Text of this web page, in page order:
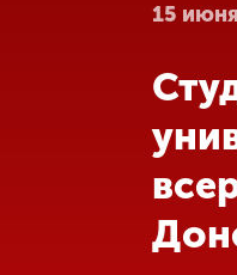
Об университете
Абитуриенту
Обучение
15